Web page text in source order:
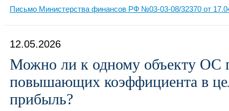
Письмо Министерства финансов РФ №03-03-08/32370 от
12.05.2026
Можно ли к одному объекту ОС
повышающих коэффициента в
прибыль?